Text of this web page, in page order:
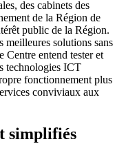
des cabinets des
de la Région de
public de la Région.
solutions sans
Centre entend tester et
technologies ICT
fonctionnement plus
conviviaux aux
simplifiés